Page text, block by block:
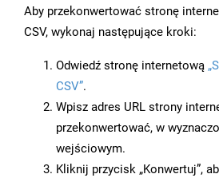
Aby przekonwertować stronę
CSV, wykonaj następujące kroki:
Odwiedź stronę internetową
CSV”.
Wpisz adres URL strony
przekonwertować, w
wejściowym.
Kliknij przycisk „Konwertuj”,